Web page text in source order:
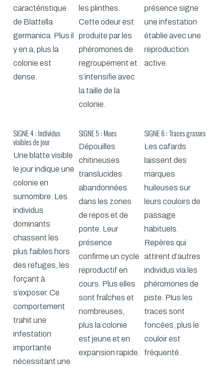
caractéristique
de Blattella
germanica. Plus il
y en a, plus la
colonie est
dense.
les plinthes.
Cette odeur est
produite par les
phéromones de
regroupement et
s’intensifie avec
la taille de la
colonie.
présence signe
une infestation
établie avec une
reproduction
active.
SIGNE 4 : Individus
visibles de jour
Une blatte visible
le jour indique une
colonie en
surnombre. Les
individus
dominants
chassent les
plus faibles hors
des refuges, les
forçant à
s’exposer. Ce
comportement
trahit une
infestation
importante
nécessitant une
SIGNE 5 : Mues
Dépouilles
chitineuses
translucides
abandonnées
dans les zones
de repos et de
ponte. Leur
présence
confirme un cycle
reproductif en
cours. Plus elles
sont fraîches et
nombreuses,
plus la colonie
est jeune et en
expansion rapide.
SIGNE 6 : Traces grasses
Les cafards
laissent des
marques
huileuses sur
leurs couloirs de
passage
habituels.
Repères qui
attirent d’autres
individus via les
phéromones de
piste. Plus les
traces sont
foncées, plus le
couloir est
fréquenté.